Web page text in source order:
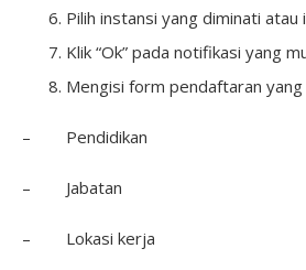
Pilih instansi yang diminati atau
Klik “Ok” pada notifikasi yang
Mengisi form pendaftaran
– Pendidikan
– Jabatan
– Lokasi kerja